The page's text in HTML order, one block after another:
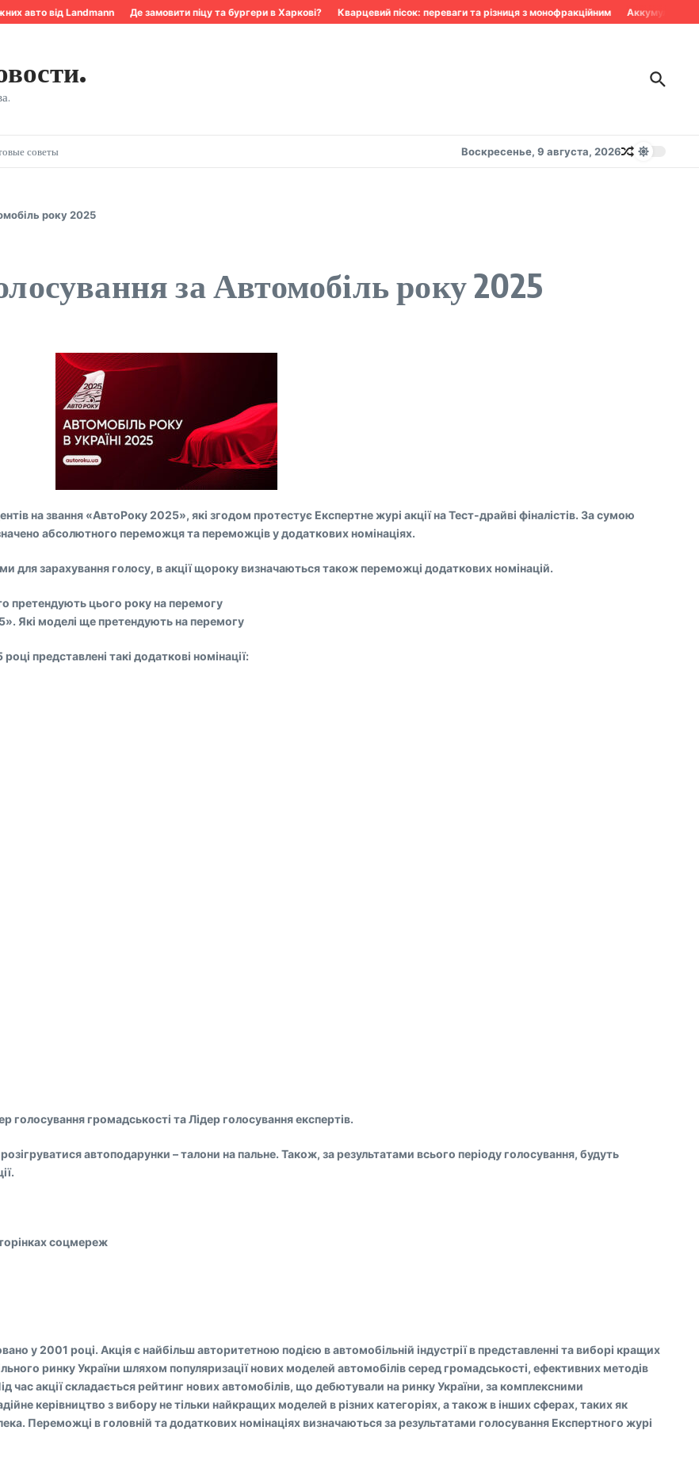
авто від Landmann Де замовити піцу та бургери в Харкові? Кварцевий пісок: переваги та різниця з монофракційним Аккумулятор
советы Воскресенье, 9 августа, 2026
року 2025
за Автомобіль року 2025
на звання «АвтоРоку 2025», які згодом протестує Експертне журі акції на Тест-драйві фіналістів. За сумою
абсолютного переможця та переможців у додаткових номінаціях.
для зарахування голосу, в акції щороку визначаються також переможці додаткових номінацій.
претендують цього року на перемогу
Які моделі ще претендують на перемогу
представлені такі додаткові номінації:
голосування громадськості та Лідер голосування експертів.
автоподарунки – талони на пальне. Також, за результатами всього періоду голосування, будуть
соцмереж
у 2001 році. Акція є найбільш авторитетною подією в автомобільній індустрії в представленні та виборі кращих
ринку України шляхом популяризації нових моделей автомобілів серед громадськості, ефективних методів
час акції складається рейтинг нових автомобілів, що дебютували на ринку України, за комплексними
керівництво з вибору не тільки найкращих моделей в різних категоріях, а також в інших сферах, таких як
Переможці в головній та додаткових номінаціях визначаються за результатами голосування Експертного журі